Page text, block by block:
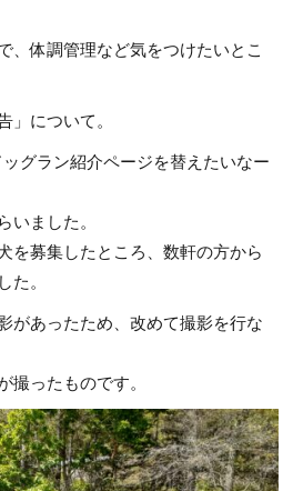
、体調管理など気をつけたいとこ
」について。
グラン紹介ページを替えたいなー
いました。
を募集したところ、数軒の方から
た。
があったため、改めて撮影を行な
撮ったものです。